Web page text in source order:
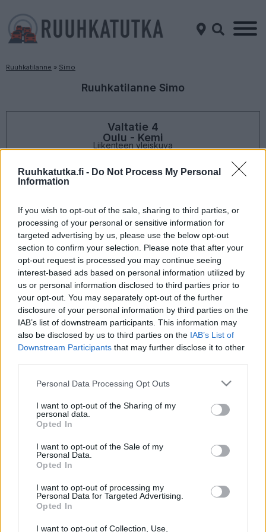
Ruuhkatutka.fi - Do Not Process My Personal
Information
If you wish to opt-out of the sale, sharing to third parties, or
processing of your personal or sensitive information for
targeted advertising by us, please use the below opt-out
section to confirm your selection. Please note that after your
opt-out request is processed you may continue seeing
interest-based ads based on personal information utilized by
us or personal information disclosed to third parties prior to
your opt-out. You may separately opt-out of the further
disclosure of your personal information by third parties on the
IAB’s list of downstream participants. This information may
also be disclosed by us to third parties on the IAB’s List of
Downstream Participants that may further disclose it to other
Please note that this website/app uses one or more Google
not limited to your visit or usage behaviour. You may click to
grant or deny consent to Google and its third-party tags to
use your data for below specified purposes in below Google
consent section.
Personal Data Processing Opt Outs
I want to opt-out of the Sharing of my
personal data.
Opted In
I want to opt-out of the Sale of my
Personal Data.
Opted In
I want to opt-out of processing my
Personal Data for Targeted Advertising.
Opted In
I want to opt-out of Collection, Use,
Ruuhkatilanne » Simo
Ruuhkatilanne Simo
Valtatie 4
Oulu - Kemi
Liikenteen yleiskuva
Suuntaan
Liikenne sujuvaa
Keskinopeus
102 km/h(+1 km/h)
Liikennemäärä
256 kpl/h
Suuntaan
Liikenne sujuvaa
Keskinopeus
101 km/h(±0 km/h)
Liikennemäärä
211 kpl/h(+12 kpl/h)
Yleiskuvassa huomioitu mittauspisteet välillä Ii, Myllykangas -
Keminmaa, mp2 Jokisuu
Liikenne mittauspisteittäin
← Ii, Myllykangas
Keminmaa, mp2 Jokisuu →
Liikenne Simossa
Vilkkaimmat tiet Simossa, kutenValtatie 4
, voivat ruuhkautua
erityisesti arjen ruuhka-aikoina, kuten klo 7–9 ja klo 15–17,
tieosuuksilla liikenne sujuu normaalisti ja missä kannattaa harkita